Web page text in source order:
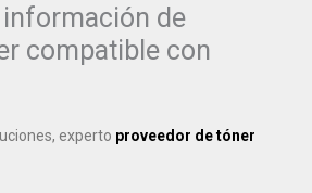
información de
compatible con
experto proveedor de tóner